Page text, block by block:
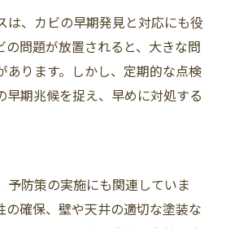
は、カビの早期発見と対応にも役
の問題が放置されると、大きな問
あります。しかし、定期的な点検
早期兆候を捉え、早めに対処する
予防策の実施にも関連していま
の確保、壁や天井の適切な塗装な